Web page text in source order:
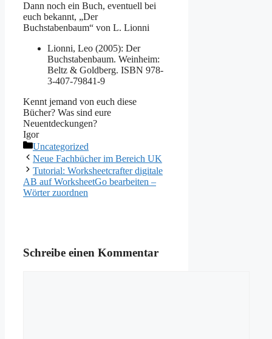
Dann noch ein Buch, eventuell bei
euch bekannt, „Der
Buchstabenbaum“ von L. Lionni
Lionni, Leo (2005): Der
Buchstabenbaum. Weinheim:
Beltz & Goldberg. ISBN 978-
3-407-79841-9
Kennt jemand von euch diese
Bücher? Was sind eure
Neuentdeckungen?
Igor
Kategorien
Uncategorized
Neue Fachbücher im Bereich UK
Tutorial: Worksheetcrafter digitale
AB auf WorksheetGo bearbeiten –
Wörter zuordnen
Schreibe einen Kommentar